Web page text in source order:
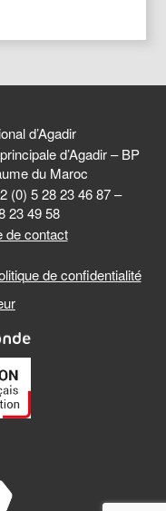
d’Agadir
d’Agadir – BP
du Maroc
(0) 5 28 23 46 87 –
23 49 58
de contact
de confidentialité